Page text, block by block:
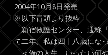
2004年10月8日発売
※以下冒頭より抜粋
新宿救護センター、通称
て二年。私は四十八歳にな
＜俺の人生、いったい何